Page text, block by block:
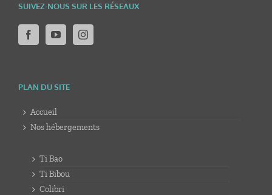
SUIVEZ-NOUS SUR LES RÉSEAUX
PLAN DU SITE
Accueil
Nos hébergements
Ti Bao
Ti Bibou
Colibri